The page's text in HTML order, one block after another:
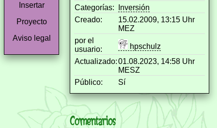
Insertar
Proyecto
Aviso legal
Categorías:
Inversión
Creado:
15.02.2009, 13:15 Uhr
MEZ
por el
usuario:
hpschulz
Actualizado:01.08.2023, 14:58 Uhr
MESZ
Público:
Sí
Comentarios